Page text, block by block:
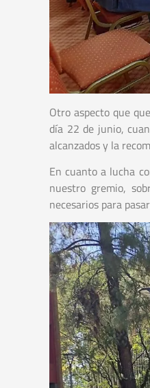
Otro aspecto que
día 22 de junio,
alcanzados y la
En cuanto a lucha
nuestro gremio,
necesarios para